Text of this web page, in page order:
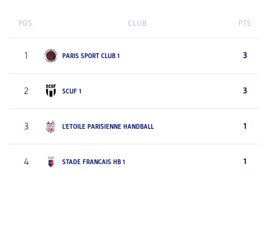
POS. CLUB PTS
1 PARIS SPORT CLUB 1 3
2 SCUF 1 3
3 L'ETOILE PARISIENNE HANDBALL 1
4 STADE FRANCAIS HB 1 1